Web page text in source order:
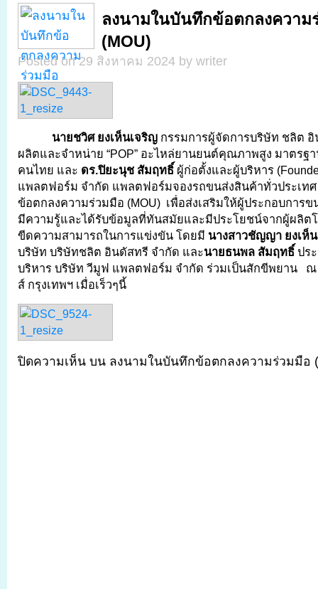
ลงนามในบันทึกข้อตกลงความ
(MOU)
Posted on 29 สิงหาคม 2024 by writer
นายชวิศ ยงเห็นเจริญ กรรมการผู้จัดการบริษัท ชลิต
ผลิตและจำหน่าย “POP” อะไหล่ยานยนต์คุณภาพสูง มาตรฐ
คนไทย และ ดร.ปิยะนุช สัมฤทธิ์ ผู้ก่อตั้งและผู้บริหาร
แพลตฟอร์ม จำกัด แพลตฟอร์มจองรถขนส่งสินค้าทั่วประเท
ข้อตกลงความร่วมมือ (MOU) เพื่อส่งเสริมให้ผู้ประกอบการข
มีความรู้และได้รับข้อมูลที่ทันสมัยและมีประโยชน์จากผู้ผลิต
ขีดความสามารถในการแข่งขัน โดยมี นางสาวชัญญา ยงเห็
บริษัท บริษัทชลิต อินดัสทรี จำกัด และนายธนพล สัมฤทธิ์ ปร
บริหาร บริษัท วีมูฟ แพลตฟอร์ม จำกัด ร่วมเป็นสักขีพยาน ณ
ส์ กรุงเทพฯ เมื่อเร็วๆนี้
ปิดความเห็น บน ลงนามในบันทึกข้อตกลงความร่วมมือ